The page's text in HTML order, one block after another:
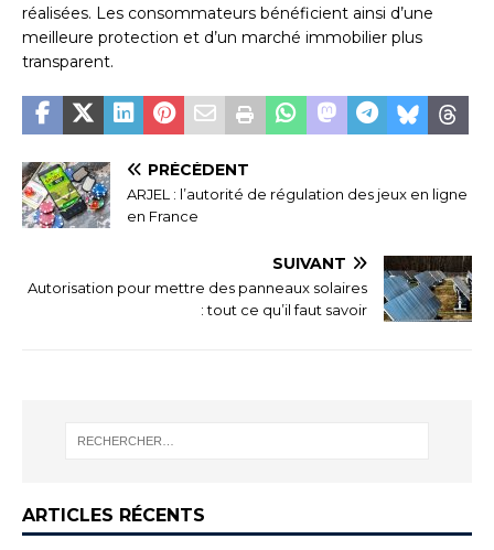
réalisées. Les consommateurs bénéficient ainsi d’une
meilleure protection et d’un marché immobilier plus
transparent.
PRÉCÉDENT
ARJEL : l’autorité de régulation des jeux en ligne
en France
SUIVANT
Autorisation pour mettre des panneaux solaires
: tout ce qu’il faut savoir
ARTICLES RÉCENTS